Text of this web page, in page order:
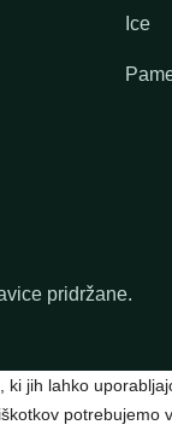
Ice
pridržane.
ki jih lahko
potrebujemo